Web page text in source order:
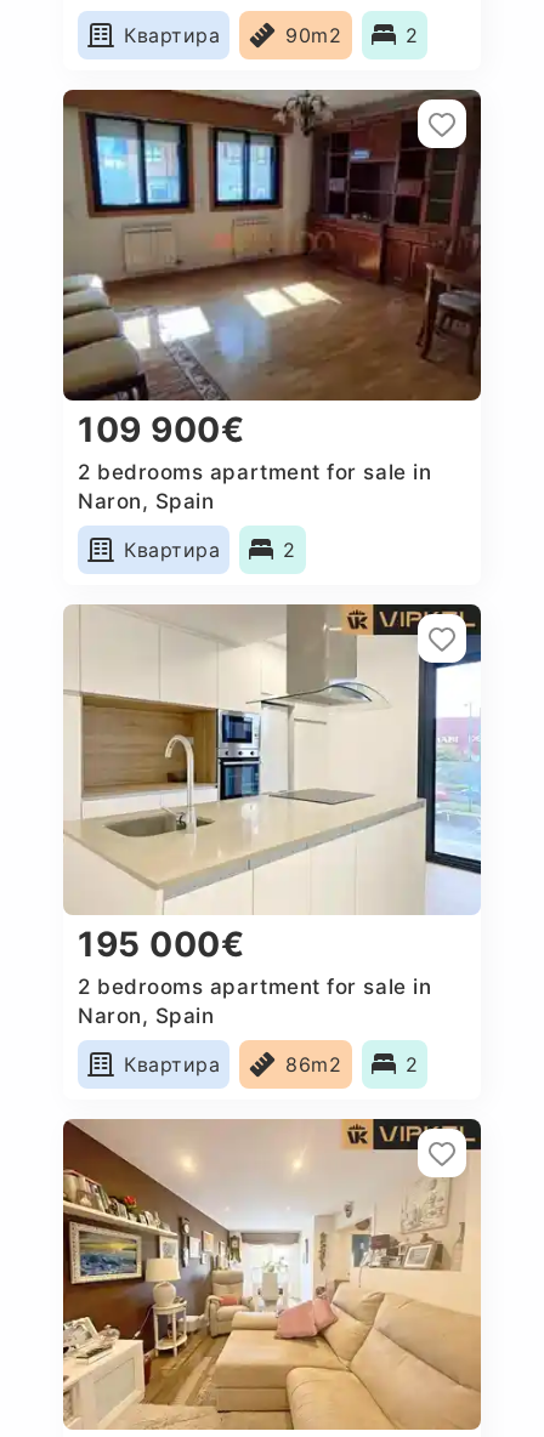
Квартира
90m2 2
109 900€
2 bedrooms apartment for sale in
Naron, Spain
Квартира
2
195 000€
2 bedrooms apartment for sale in
Naron, Spain
Квартира
86m2 2